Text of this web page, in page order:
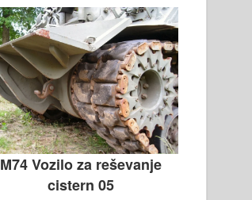
M74 Vozilo za reševanje
cistern 05